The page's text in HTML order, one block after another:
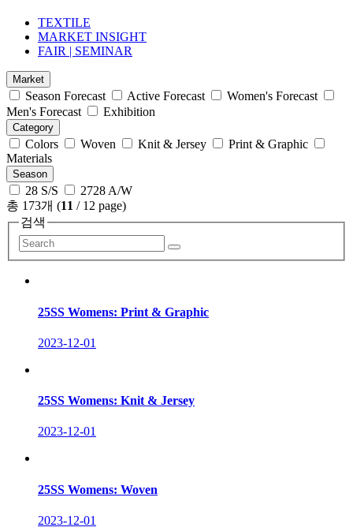
TEXTILE
MARKET INSIGHT
FAIR | SEMINAR
Market
Season Forecast Active Forecast
Women's Forecast
Men's Forecast
Exhibition
Category
Colors Woven Knit & Jersey
Print & Graphic
Materials
Season
28 S/S
2728 A/W
총 173개 (11 / 12 page)
검색
25SS Womens: Print & Graphic
2023-12-01
25SS Womens: Knit & Jersey
2023-12-01
25SS Womens: Woven
2023-12-01